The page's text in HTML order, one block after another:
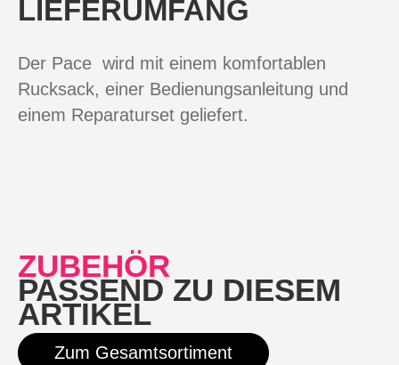
LIEFERUMFANG
Der Pace wird mit einem komfortablen
Rucksack, einer Bedienungsanleitung und
einem Reparaturset geliefert.
ZUBEHÖR
PASSEND ZU DIESEM
ARTIKEL
Zum Gesamtsortiment